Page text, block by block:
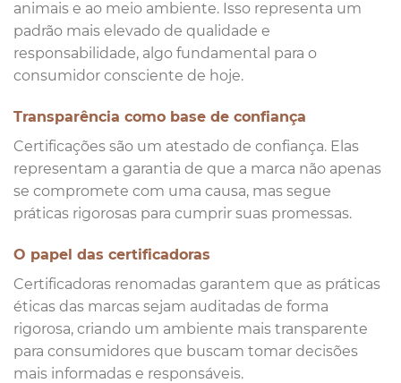
animais e ao meio ambiente. Isso representa um
padrão mais elevado de qualidade e
responsabilidade, algo fundamental para o
consumidor consciente de hoje.
Transparência como base de confiança
Certificações são um atestado de confiança. Elas
representam a garantia de que a marca não apenas
se compromete com uma causa, mas segue
práticas rigorosas para cumprir suas promessas.
O papel das certificadoras
Certificadoras renomadas garantem que as práticas
éticas das marcas sejam auditadas de forma
rigorosa, criando um ambiente mais transparente
para consumidores que buscam tomar decisões
mais informadas e responsáveis.